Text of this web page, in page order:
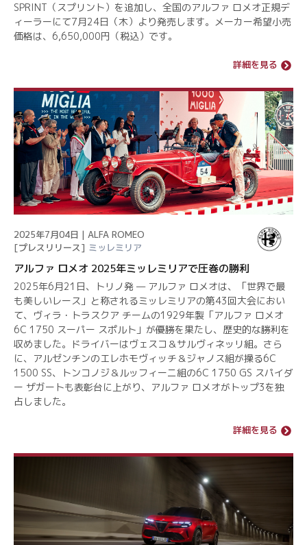
SPRINT（スプリント）を追加し、全国のアルファ ロメオ正規デ
ィーラーにて7月24日（木）より発売します。メーカー希望小売
価格は、6,650,000円（税込）です。
詳細を見る
2025年7月04日 | ALFA ROMEO
[プレスリリース] ミッレミリア
アルファ ロメオ 2025年ミッレミリアで圧巻の勝利
2025年6月21日、トリノ発 — アルファ ロメオは、「世界で最
も美しいレース」と称されるミッレミリアの第43回大会におい
て、ヴィラ・トラスクア チームの1929年製「アルファ ロメオ
6C 1750 スーパー スポルト」が優勝を果たし、歴史的な勝利を
収めました。ドライバーはヴェスコ＆サルヴィネッリ組。さら
に、アルゼンチンのエレホモヴィッチ＆ジャノス組が操る6C
1500 SS、トンコノジ＆ルッフィーニ組の6C 1750 GS スパイダ
ー ザガートも表彰台に上がり、アルファ ロメオがトップ3を独
占しました。
詳細を見る